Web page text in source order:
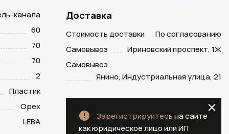
канала
60
70
70
2
Пластик
Орех
LEBA
Доставка
Стоимость доставки
По согласованию
Самовывоз
Ириновский проспект, 1Ж
Самовывоз
Янино, Индустриальная улица, 21
Зарегистрируйтесьна сайте
как юридическое лицо или ИП